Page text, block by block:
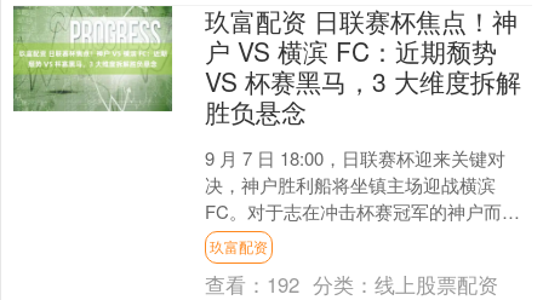
玖富配资 日联赛杯焦点！神
户 VS 横滨 FC：近期颓势
VS 杯赛黑马，3 大维度拆解
胜负悬念
9 月 7 日 18:00，日联赛杯迎来关键对
决，神户胜利船将坐镇主场迎战横滨
FC。对于志在冲击杯赛冠军的神户而
言，此役需借主场之力扭转近期起伏状
态；而深陷联....
玖富配资
查看： 192 分类：线上股票配资